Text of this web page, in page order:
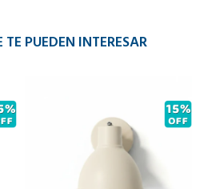
PUEDEN INTERESAR